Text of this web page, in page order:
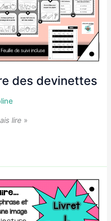
des devinettes
lire »